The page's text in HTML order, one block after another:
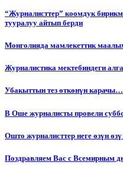
“Журналисттер” коомдук
тууралуу айтып берди
Монголияда мамлекеттик
Журналистика мектебиндеги
Убакыттын тез өткөнүн карачы…
В Оше журналисты провели
Ошто журналисттер неге өзүн
Поздравляем Вас с Всемирным